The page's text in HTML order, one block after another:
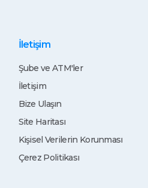
İletişim
Şube ve ATM'ler
İletişim
Bize Ulaşın
Site Haritası
Kişisel Verilerin Korunması
Çerez Politikası